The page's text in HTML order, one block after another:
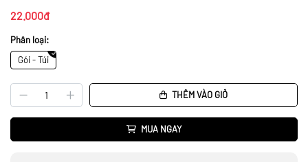
22.000đ
Phân loại:
Gói - Túi
THÊM VÀO GIỎ
MUA NGAY